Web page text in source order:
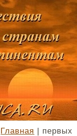
Главная | первых